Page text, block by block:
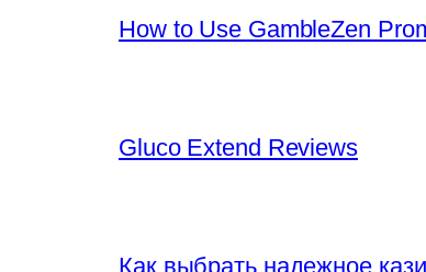
How to Use GambleZen
Gluco Extend Reviews
Как выбрать надежное